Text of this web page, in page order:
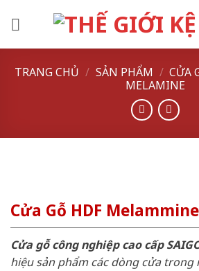
TRANG CHỦ / SẢN PHẨM / CỬA
MELAMINE
Cửa Gỗ HDF
Cửa gỗ công nghiệp cao cấp
hiệu sản phẩm các dòng cửa trong